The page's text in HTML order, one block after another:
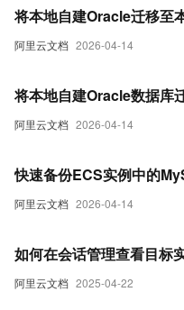
阿里云文档 2026-04-14
将本地自建Oracle迁移至
阿里云文档 2026-04-14
将本地自建Oracle数据库
阿里云文档 2026-04-14
快速备份ECS实例中的
阿里云文档 2025-04-22
如何在会话管理查看目标